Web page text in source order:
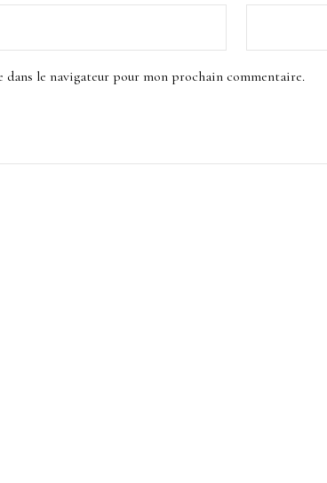
le navigateur pour mon prochain commentaire.